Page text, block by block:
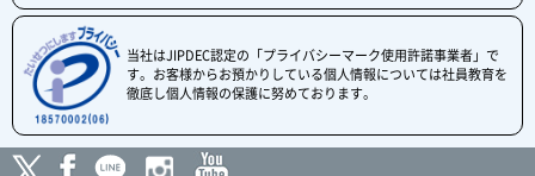
当社はJIPDEC認定の「プライバシーマーク使用許諾事業者」で
す。お客様からお預かりしている個人情報については社員教育を
徹底し個人情報の保護に努めております。